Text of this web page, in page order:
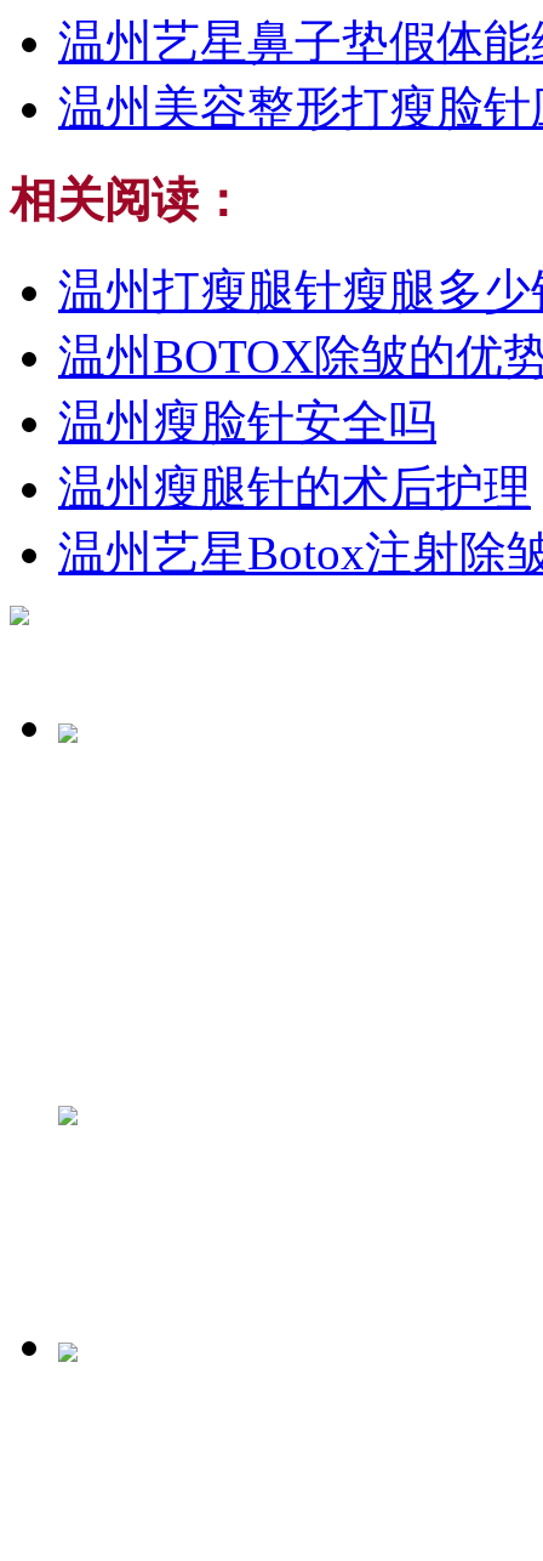
温州艺星鼻子垫假体
温州美容整形打瘦脸
相关阅读：
温州打瘦腿针瘦腿多少
温州BOTOX除皱的优
温州瘦脸针安全吗
温州瘦腿针的术后护理
温州艺星Botox注射除